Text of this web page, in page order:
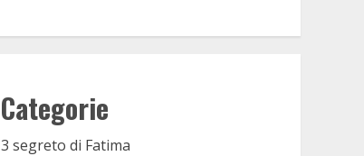
Categorie
3 segreto di Fatima